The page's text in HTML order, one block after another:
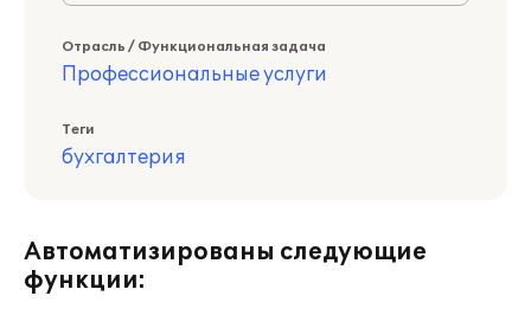
Отрасль / Функциональная задача
Профессиональные услуги
Теги
бухгалтерия
Автоматизированы следующие
функции: